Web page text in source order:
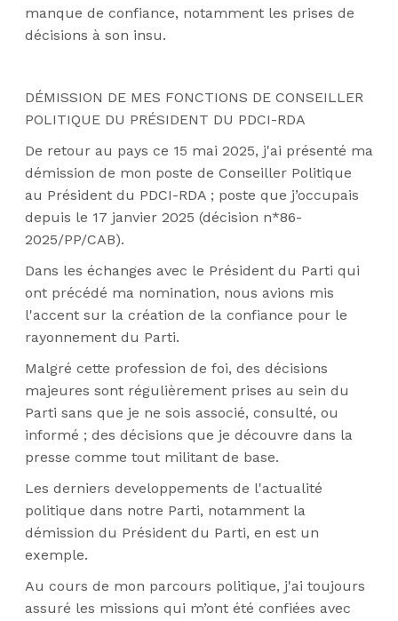
manque de confiance, notamment les prises de
décisions à son insu.
DÉMISSION DE MES FONCTIONS DE CONSEILLER
POLITIQUE DU PRÉSIDENT DU PDCI-RDA
De retour au pays ce 15 mai 2025, j'ai présenté ma
démission de mon poste de Conseiller Politique
au Président du PDCI-RDA ; poste que j’occupais
depuis le 17 janvier 2025 (décision n*86-
2025/PP/CAB).
Dans les échanges avec le Président du Parti qui
ont précédé ma nomination, nous avions mis
l'accent sur la création de la confiance pour le
rayonnement du Parti.
Malgré cette profession de foi, des décisions
majeures sont régulièrement prises au sein du
Parti sans que je ne sois associé, consulté, ou
informé ; des décisions que je découvre dans la
presse comme tout militant de base.
Les derniers developpements de l'actualité
politique dans notre Parti, notamment la
démission du Président du Parti, en est un
exemple.
Au cours de mon parcours politique, j'ai toujours
assuré les missions qui m’ont été confiées avec